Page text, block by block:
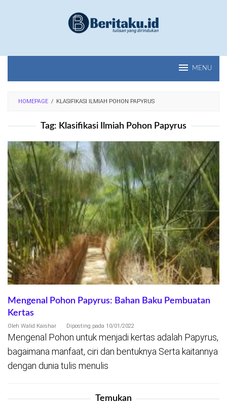
MENU
HOMEPAGE / KLASIFIKASI ILMIAH POHON PAPYRUS
Tag: Klasifikasi Ilmiah Pohon Papyrus
Mengenal Pohon Papyrus: Bahan Baku Pembuatan
Kertas
Oleh Walid Kaishar Diposting pada 10/01/2022
Mengenal Pohon untuk menjadi kertas adalah Papyrus,
bagaimana manfaat, ciri dan bentuknya Serta kaitannya
dengan dunia tulis menulis
Temukan